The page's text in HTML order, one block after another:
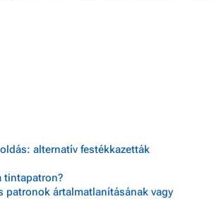
alternatív festékkazetták
tintapatron?
patronok ártalmatlanításának vagy